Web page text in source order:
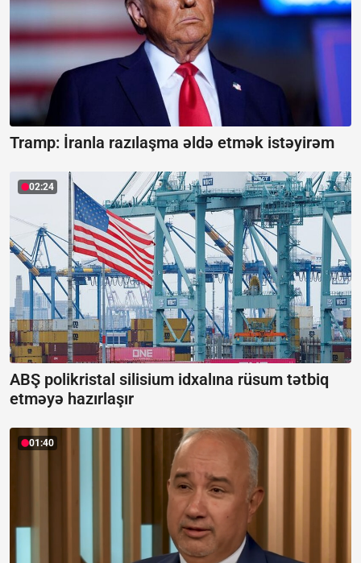
Tramp: İranla razılaşma əldə etmək istəyirəm
02:24
ABŞ polikristal silisium idxalına rüsum tətbiq
etməyə hazırlaşır
01:40